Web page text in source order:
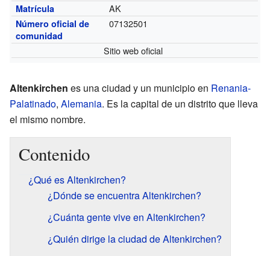
Matrícula AK
Número oficial de
comunidad
07132501
Sitio web oficial
Altenkirchen es una ciudad y un municipio en Renania-
Palatinado, Alemania. Es la capital de un distrito que lleva
el mismo nombre.
Contenido
¿Qué es Altenkirchen?
¿Dónde se encuentra Altenkirchen?
¿Cuánta gente vive en Altenkirchen?
¿Quién dirige la ciudad de Altenkirchen?